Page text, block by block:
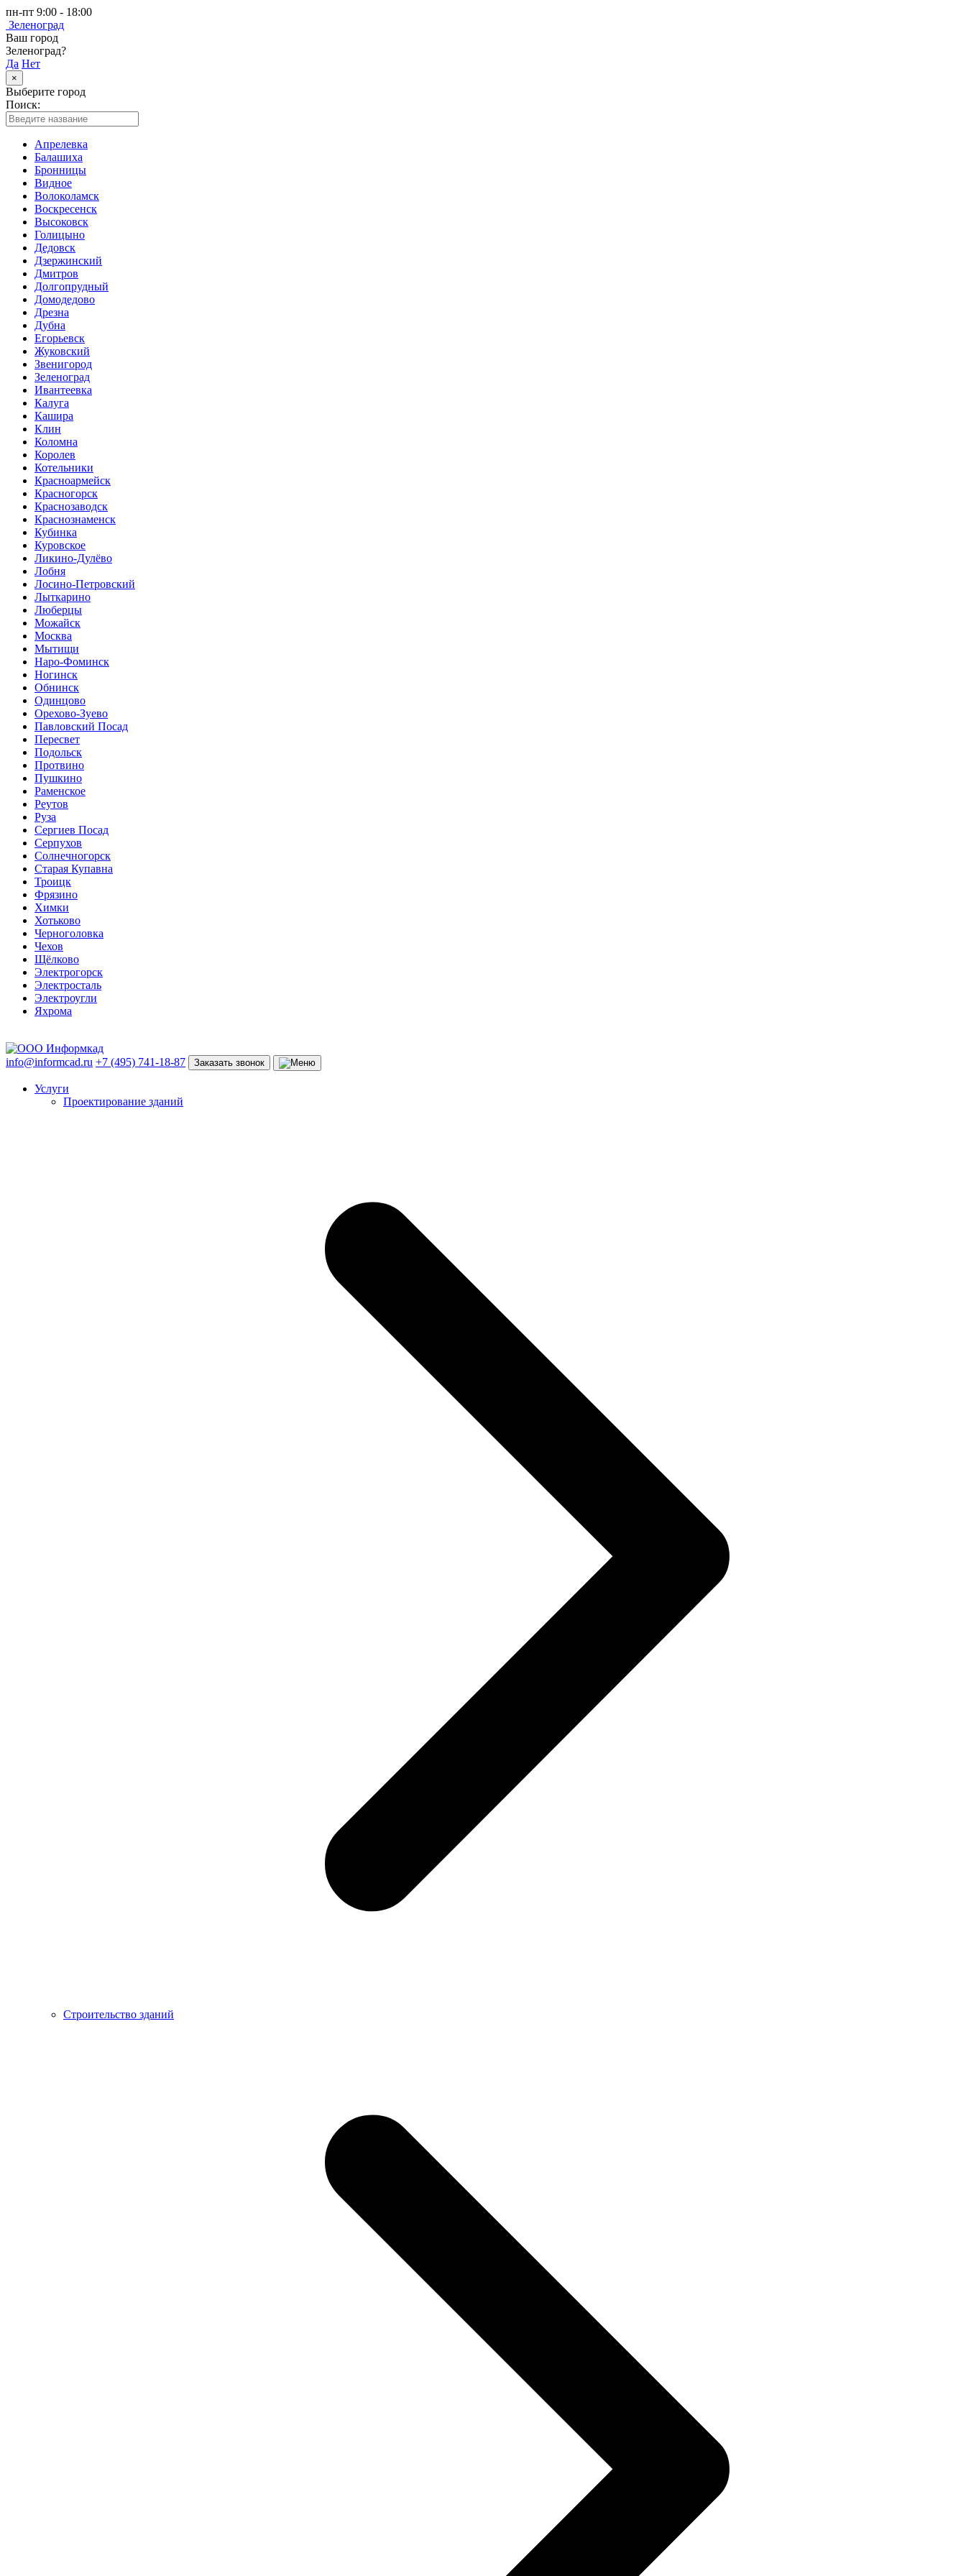
пн-пт 9:00 - 18:00
Зеленоград
Ваш город
Зеленоград?
Да Нет
×
Выберите город
Поиск:
Апрелевка
Балашиха
Бронницы
Видное
Волоколамск
Воскресенск
Высоковск
Голицыно
Дедовск
Дзержинский
Дмитров
Долгопрудный
Домодедово
Дрезна
Дубна
Егорьевск
Жуковский
Звенигород
Зеленоград
Ивантеевка
Калуга
Кашира
Клин
Коломна
Королев
Котельники
Красноармейск
Красногорск
Краснозаводск
Краснознаменск
Кубинка
Куровское
Ликино-Дулёво
Лобня
Лосино-Петровский
Лыткарино
Люберцы
Можайск
Москва
Мытищи
Наро-Фоминск
Ногинск
Обнинск
Одинцово
Орехово-Зуево
Павловский Посад
Пересвет
Подольск
Протвино
Пушкино
Раменское
Реутов
Руза
Сергиев Посад
Серпухов
Солнечногорск
Старая Купавна
Троицк
Фрязино
Химки
Хотьково
Черноголовка
Чехов
Щёлково
Электрогорск
Электросталь
Электроугли
Яхрома
info@informcad.ru +7 (495) 741-18-87 Заказать звонок
Услуги
Проектирование зданий
Строительство зданий